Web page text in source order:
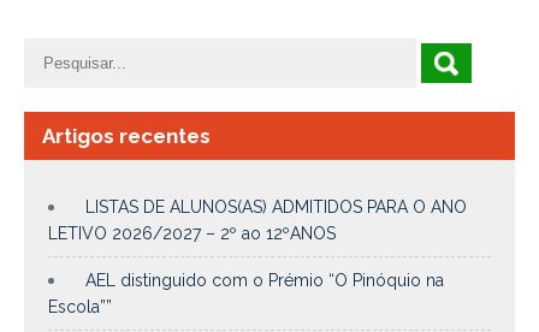
Artigos recentes
LISTAS DE ALUNOS(AS) ADMITIDOS PARA O ANO
LETIVO 2026/2027 – 2º ao 12ºANOS
AEL distinguido com o Prémio “O Pinóquio na
Escola””